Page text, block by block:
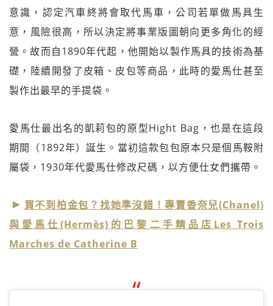
意識，認定汽車終將會取代馬車，公司若單做馬具生
意，風險很高，所以決定將事業版圖朝向更多角化的經
營。故而自1890年代起，他開始以製作馬具的技術為基
礎，陸續開發了皮箱、皮包等商品，此時的愛馬仕甚至
製作出最早的手提袋。
愛馬仕最出名的凱莉包的原型Hight Bag，也是在這段
期間（1892年）誕生。當初這款包包原本只是個馬鞍附
屬袋，1930年代愛馬仕修改尺碼，以方便仕女們攜帶。
買不到柏金包？找她準沒錯！專賣香奈兒(Chanel)
與愛馬仕(Hermès)的巴黎二手精品店Les Trois
Marches de Catherine B